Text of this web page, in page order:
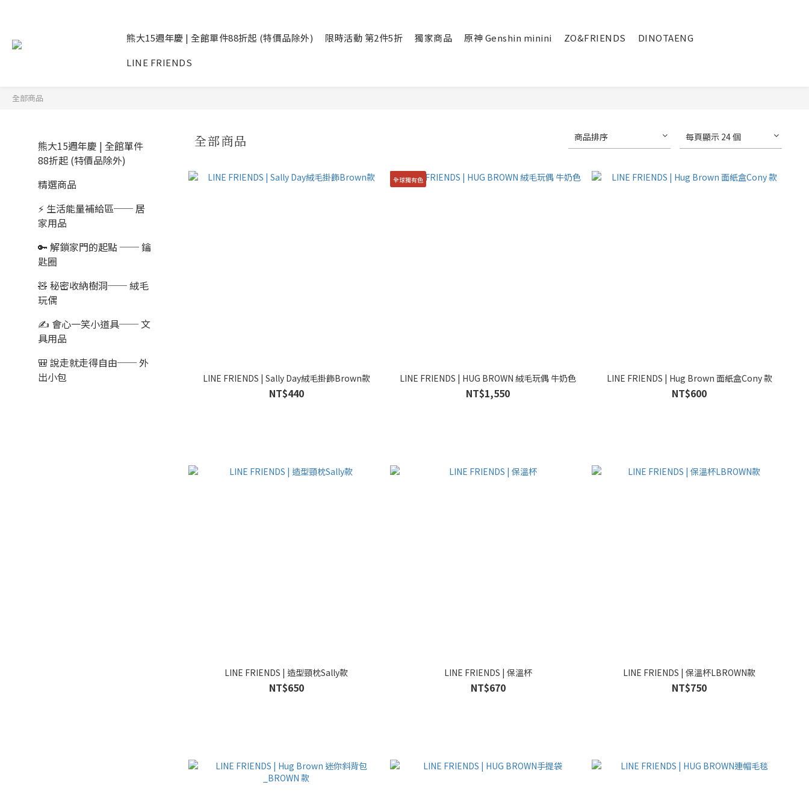
熊大15週年慶 | 全館單件88折起 (特價品除外) 限時活動 第2件5折 獨家商品 原神 Genshin minini ZO&FRIENDS
DINOTAENG
LINE FRIENDS
全部商品
熊大15週年慶 | 全館單件
88折起 (特價品除外)
精選商品
⚡ 生活能量補給區── 居
家用品
🔑 解鎖家門的起點 ── 鑰
匙圈
🧸 秘密收納樹洞── 絨毛
玩偶
✍️ 會心一笑小道具── 文
具用品
🎒 說走就走得自由── 外
出小包
全部商品 商品排序 每頁顯示 24 個
LINE FRIENDS | Sally Day絨毛掛飾Brown款
NT$440
全球獨有色
LINE FRIENDS | HUG BROWN 絨毛玩偶 牛奶色
NT$1,550
LINE FRIENDS | Hug Brown 面紙盒Cony 款
NT$600
LINE FRIENDS | 造型頸枕Sally款
NT$650
LINE FRIENDS | 保溫杯
NT$670
LINE FRIENDS | 保溫杯LBROWN款
NT$750